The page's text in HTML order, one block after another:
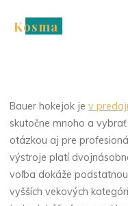
KosmaZásady
Bauer hokejok jev
skutočne mnoho a
otázkou aj pre
výstroje platí
voľba dokáže
vyšších vekových